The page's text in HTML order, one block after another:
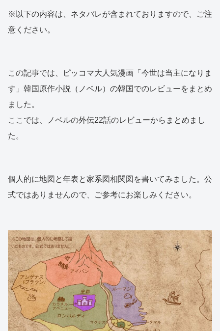
※以下の内容は、ネタバレが含まれておりますので、ご注
意ください。
この記事では、ピッコマ大人気漫画「今世は当主になりま
す」韓国原作小説（ノベル）の韓国でのレビューをまとめ
ました。
ここでは、ノベルの外伝22話のレビューからまとめまし
た。
個人的に地図と年表と家系図相関図を書いてみました。公
式ではありませんので、ご参考にお楽しみください。